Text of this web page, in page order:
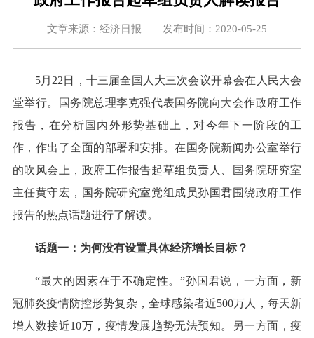
文章来源：经济日报 发布时间：2020-05-25
5月22日，十三届全国人大三次会议开幕会在人民大会
堂举行。国务院总理李克强代表国务院向大会作政府工作
报告，在分析国内外形势基础上，对今年下一阶段的工
作，作出了全面的部署和安排。在国务院新闻办公室举行
的吹风会上，政府工作报告起草组负责人、国务院研究室
主任黄守宏，国务院研究室党组成员孙国君围绕政府工作
报告的热点话题进行了解读。
话题一：为何没有设置具体经济增长目标？
“最大的因素在于不确定性。”孙国君说，一方面，新
冠肺炎疫情防控形势复杂，全球感染者近500万人，每天新
增人数接近10万，疫情发展趋势无法预知。另一方面，疫